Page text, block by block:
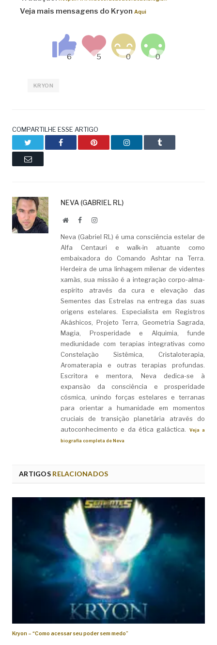
Veja mais mensagens do Kryon Aqui
KRYON
COMPARTILHE ESSE ARTIGO
Facebook Pinterest LinkedIn Tumblr
Email
NEVA (GABRIEL RL)
WebsiteFacebookLinkedIn
Neva (Gabriel RL) é uma consciência estelar de
Alfa Centauri e walk-in atuante como
embaixadora do Comando Ashtar na Terra.
Herdeira de uma linhagem milenar de videntes
xamãs, sua missão é a integração corpo-alma-
espírito através da cura e elevação das
Sementes das Estrelas na entrega das suas
origens estelares. Especialista em Registros
Akáshicos, Projeto Terra, Geometria Sagrada,
Magia, Prosperidade e Alquimia, funde
mediunidade com terapias integrativas como
Constelação Sistêmica, Cristaloterapia,
Aromaterapia e outras terapias profundas.
Escritora e mentora, Neva dedica-se à
expansão da consciência e prosperidade
cósmica, unindo forças estelares e terranas
para orientar a humanidade em momentos
cruciais de transição planetária através do
autoconhecimento e da ética galáctica.
Veja a
biografia completa de Neva
ARTIGOSRELACIONADOS
Kryon – “Como acessar seu poder sem medo”